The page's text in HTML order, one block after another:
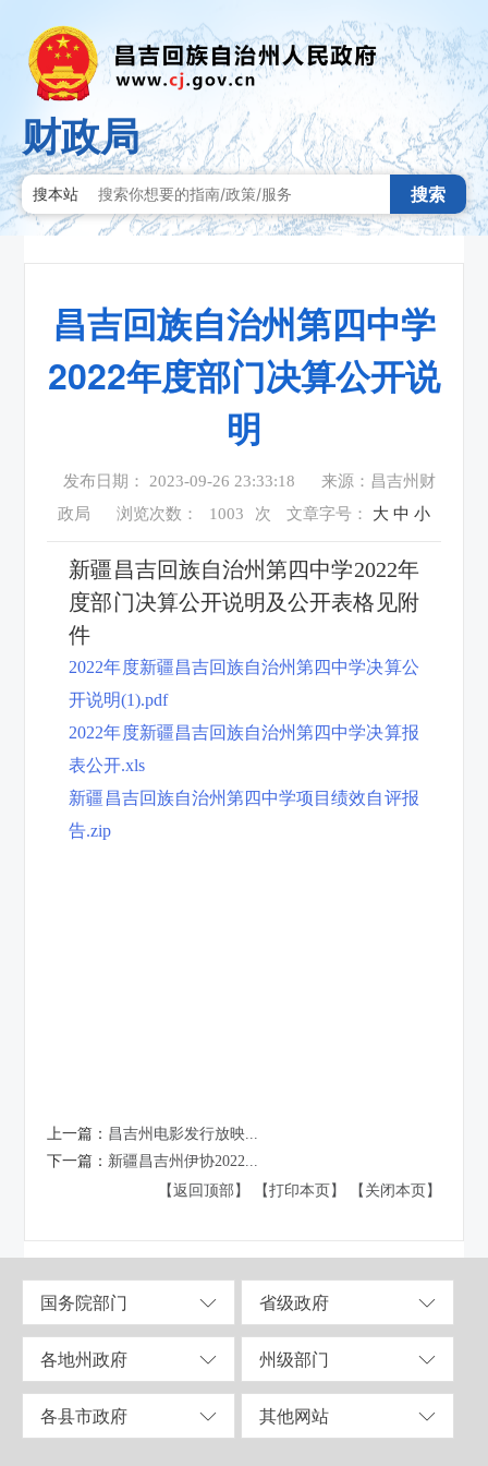
财政局
搜本站 搜索
昌吉回族自治州第四中学
2022年度部门决算公开说
明
发布日期： 2023-09-26 23:33:18
来源：昌吉州财
政局
浏览次数： 1003 次 文章字号： 大 中 小
新疆昌吉回族自治州第四中学2022年
度部门决算公开说明及公开表格见附
件
2022年度新疆昌吉回族自治州第四中学决算公
开说明(1).pdf
2022年度新疆昌吉回族自治州第四中学决算报
表公开.xls
新疆昌吉回族自治州第四中学项目绩效自评报
告.zip
上一篇： 昌吉州电影发行放映...
下一篇： 新疆昌吉州伊协2022...
【返回顶部】
【打印本页】 【关闭本页】
国务院部门 省级政府
各地州政府 州级部门
各县市政府 其他网站